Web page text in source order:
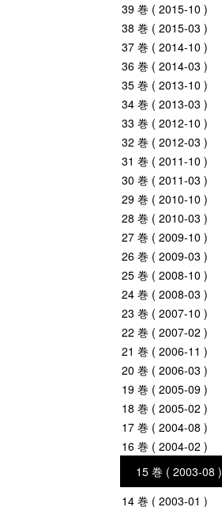
39 巻 ( 2015-10 )
38 巻 ( 2015-03 )
37 巻 ( 2014-10 )
36 巻 ( 2014-03 )
35 巻 ( 2013-10 )
34 巻 ( 2013-03 )
33 巻 ( 2012-10 )
32 巻 ( 2012-03 )
31 巻 ( 2011-10 )
30 巻 ( 2011-03 )
29 巻 ( 2010-10 )
28 巻 ( 2010-03 )
27 巻 ( 2009-10 )
26 巻 ( 2009-03 )
25 巻 ( 2008-10 )
24 巻 ( 2008-03 )
23 巻 ( 2007-10 )
22 巻 ( 2007-02 )
21 巻 ( 2006-11 )
20 巻 ( 2006-03 )
19 巻 ( 2005-09 )
18 巻 ( 2005-02 )
17 巻 ( 2004-08 )
16 巻 ( 2004-02 )
15 巻 ( 2003-08 )
14 巻 ( 2003-01 )